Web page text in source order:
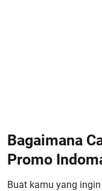
Bagaimana
Promo
Buat kamu yang